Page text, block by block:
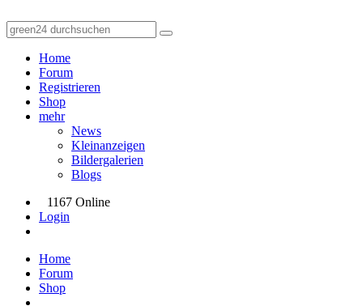
Home
Forum
Registrieren
Shop
mehr
News
Kleinanzeigen
Bildergalerien
Blogs
1167 Online
Login
Home
Forum
Shop